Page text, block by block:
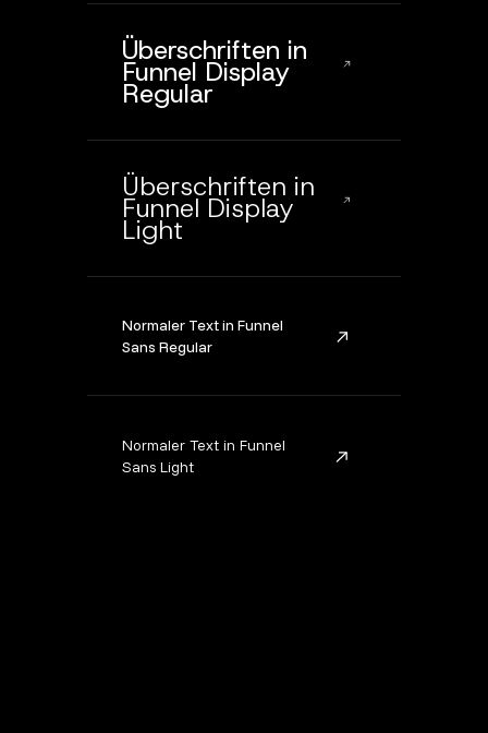
Überschriften in
Funnel Display
Regular
Überschriften in
Funnel Display
Light
Normaler Text in Funnel
Sans Regular
Normaler Text in Funnel
Sans Light